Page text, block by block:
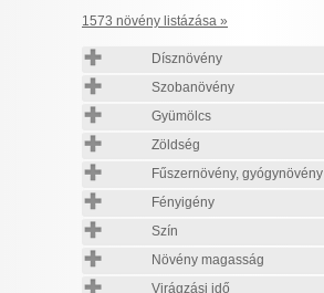
1573 növény listázása »
Dísznövény
Szobanövény
Gyümölcs
Zöldség
Fűszernövény, gyógynövény
Fényigény
Szín
Növény magasság
Virágzási idő